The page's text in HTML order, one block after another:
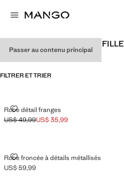
Passer au contenu principal
ROBES DE SOIRÉE POUR
FILTRER ET TRIER
Robe détail franges
ROBE DÉTAIL FRANGES
Prix initial barré [US$ 49,99 ]
US$ 49,99
Prix actuel [US$ 35,99 ]
US$ 35,99
Robe froncée à détails métallisés
ROBE FRONCÉE À DÉTAILS
Prix actuel [US$ 59,99 ]
US$ 59,99